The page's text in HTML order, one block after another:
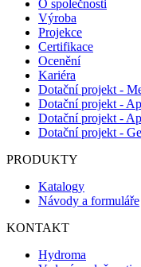
O společnosti
Výroba
Projekce
Certifikace
Ocenění
Kariéra
Dotační projekt -
Dotační projekt -
Dotační projekt -
Dotační projekt -
PRODUKTY
Katalogy
Návody a formuláře
KONTAKT
Hydroma